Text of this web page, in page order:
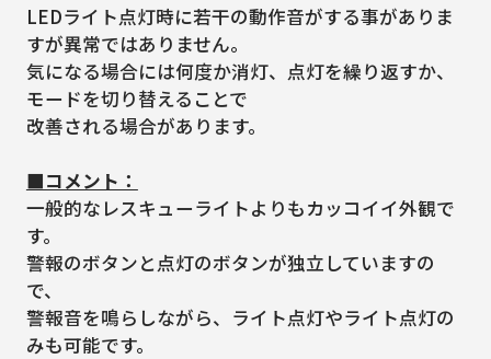
LEDライト点灯時に若干の動作音がする事がありま
すが異常ではありません。
気になる場合には何度か消灯、点灯を繰り返すか、
モードを切り替えることで
改善される場合があります。
■コメント：
一般的なレスキューライトよりもカッコイイ外観で
す。
警報のボタンと点灯のボタンが独立していますの
で、
警報音を鳴らしながら、ライト点灯やライト点灯の
みも可能です。